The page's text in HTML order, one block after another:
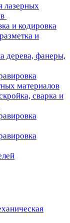
лазерных
и кодировка
и
дерева, фанеры,
материалов
сварка и